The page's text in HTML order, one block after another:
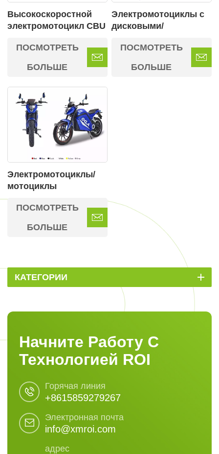
Высокоскоростной
электромотоцикл CBU
двухэкранным
ПОСМОТРЕТЬ
БОЛЬШЕ
Электромотоциклы с
дисковыми/
центробежными
развивающие
ПОСМОТРЕТЬ
БОЛЬШЕ
Электромотоциклы/
мотоциклы
ПОСМОТРЕТЬ
БОЛЬШЕ
КАТЕГОРИИ
Начните Работу С
Технологией ROI
Горячая линия
+8615859279267
Электронная почта
info@xmroi.com
адрес